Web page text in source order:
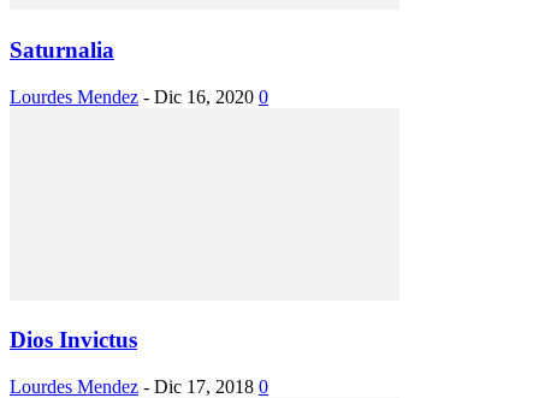
Saturnalia
Lourdes Mendez - Dic 16, 2020 0
Dios Invictus
Lourdes Mendez - Dic 17, 2018 0